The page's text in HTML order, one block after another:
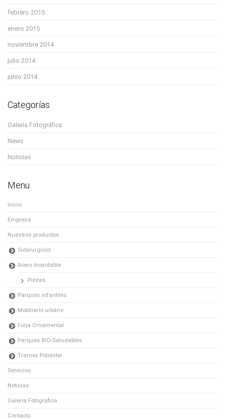
febrero 2015
enero 2015
noviembre 2014
julio 2014
junio 2014
Categorías
Galería Fotográfica
News
Noticias
Menu
Inicio
Empresa
Nuestros productos
Siderurgicos
Acero Inoxidable
Piezas
Parques infantiles
Mobiliario urbano
Forja Ornamental
Parques BIO-Saludables
Tramex Poliéster
Servicios
Noticias
Galería Fotográfica
Contacto